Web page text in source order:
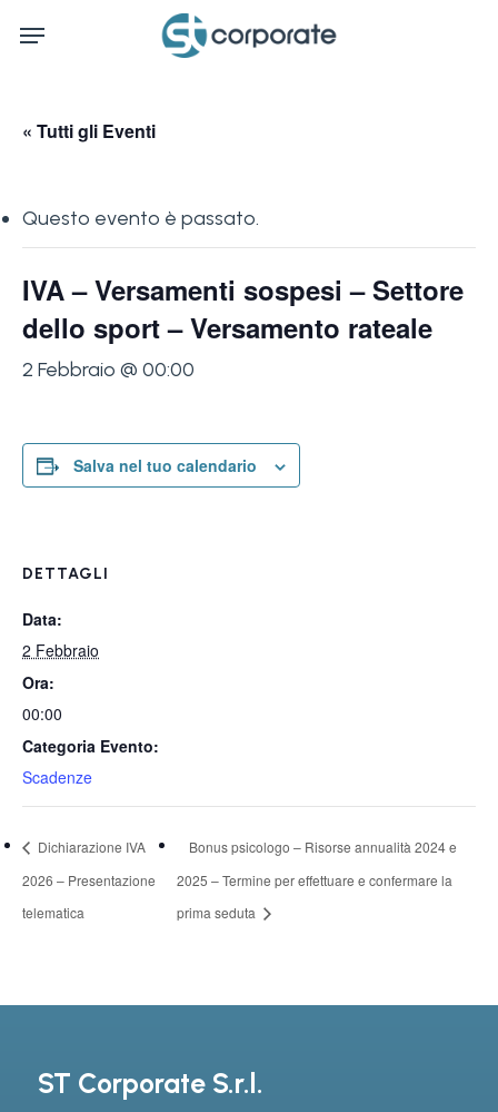
Menu
« Tutti gli Eventi
Questo evento è passato.
IVA – Versamenti sospesi – Settore
dello sport – Versamento rateale
2 Febbraio @ 00:00
Salva nel tuo calendario
DETTAGLI
Data:
2 Febbraio
Ora:
00:00
Categoria Evento:
Scadenze
Dichiarazione IVA
2026 – Presentazione
telematica
Bonus psicologo – Risorse annualità 2024 e
2025 – Termine per effettuare e confermare la
prima seduta
ST Corporate S.r.l.